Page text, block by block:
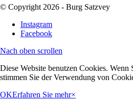
© Copyright 2026 - Burg Satzvey
Instagram
Facebook
Nach oben scrollen
Diese Website benutzen Cookies. Wenn
stimmen Sie der Verwendung von
OKErfahren Sie mehr×